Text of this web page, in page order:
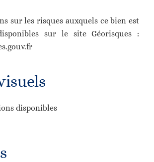
sur les risques auxquels ce bien est
sur le site Géorisques :
disponibles